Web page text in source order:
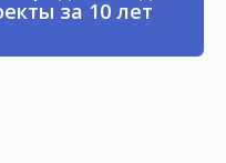
за 10 лет